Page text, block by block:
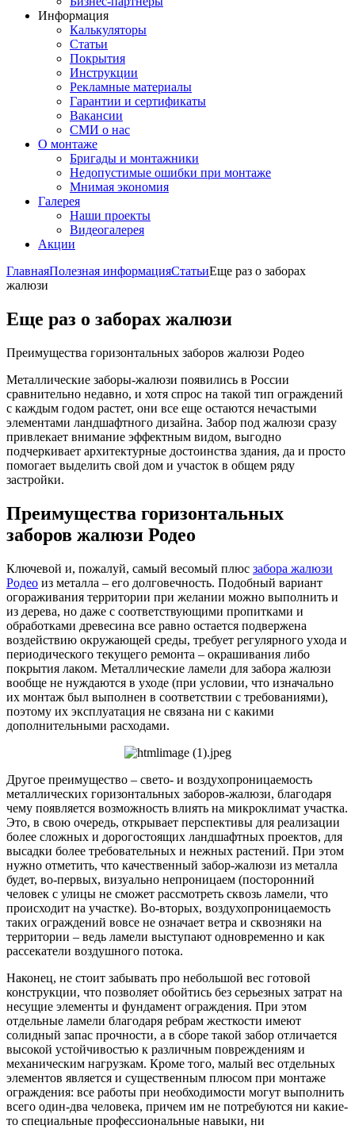
Информация
Калькуляторы
Статьи
Покрытия
Инструкции
Рекламные материалы
Гарантии и сертификаты
Вакансии
СМИ о нас
О монтаже
Бригады и монтажники
Недопустимые ошибки при монтаже
Мнимая экономия
Галерея
Наши проекты
Видеогалерея
Акции
ГлавнаяПолезная информацияСтатьиЕще раз о заборах
жалюзи
Еще раз о заборах жалюзи
Преимущества горизонтальных заборов жалюзи Родео
Металлические заборы-жалюзи появились в России
сравнительно недавно, и хотя спрос на такой тип ограждений
с каждым годом растет, они все еще остаются нечастыми
элементами ландшафтного дизайна. Забор под жалюзи сразу
привлекает внимание эффектным видом, выгодно
подчеркивает архитектурные достоинства здания, да и просто
помогает выделить свой дом и участок в общем ряду
застройки.
Преимущества горизонтальных
заборов жалюзи Родео
Ключевой и, пожалуй, самый весомый плюс забора жалюзи
Родео из металла – его долговечность. Подобный вариант
огораживания территории при желании можно выполнить и
из дерева, но даже с соответствующими пропитками и
обработками древесина все равно остается подвержена
воздействию окружающей среды, требует регулярного ухода и
периодического текущего ремонта – окрашивания либо
покрытия лаком. Металлические ламели для забора жалюзи
вообще не нуждаются в уходе (при условии, что изначально
их монтаж был выполнен в соответствии с требованиями),
поэтому их эксплуатация не связана ни с какими
дополнительными расходами.
Другое преимущество – свето- и воздухопроницаемость
металлических горизонтальных заборов-жалюзи, благодаря
чему появляется возможность влиять на микроклимат участка.
Это, в свою очередь, открывает перспективы для реализации
более сложных и дорогостоящих ландшафтных проектов, для
высадки более требовательных и нежных растений. При этом
нужно отметить, что качественный забор-жалюзи из металла
будет, во-первых, визуально непроницаем (посторонний
человек с улицы не сможет рассмотреть сквозь ламели, что
происходит на участке). Во-вторых, воздухопроницаемость
таких ограждений вовсе не означает ветра и сквозняки на
территории – ведь ламели выступают одновременно и как
рассекатели воздушного потока.
Наконец, не стоит забывать про небольшой вес готовой
конструкции, что позволяет обойтись без серьезных затрат на
несущие элементы и фундамент ограждения. При этом
отдельные ламели благодаря ребрам жесткости имеют
солидный запас прочности, а в сборе такой забор отличается
высокой устойчивостью к различным повреждениям и
механическим нагрузкам. Кроме того, малый вес отдельных
элементов является и существенным плюсом при монтаже
ограждения: все работы при необходимости могут выполнить
всего один-два человека, причем им не потребуются ни какие-
то специальные профессиональные навыки, ни